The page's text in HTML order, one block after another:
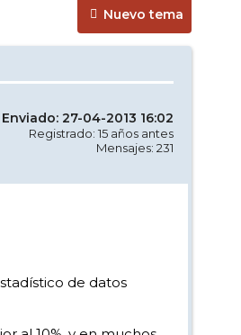
Nuevo tema
Enviado: 27-04-2013 16:02
Registrado: 15 años antes
Mensajes: 231
de datos